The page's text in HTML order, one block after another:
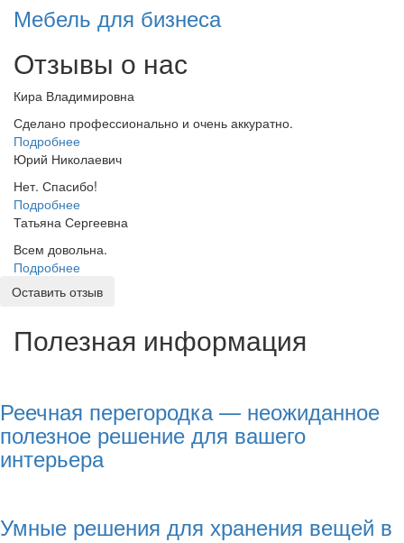
Мебель для бизнеса
Отзывы о нас
Кира Владимировна
Сделано профессионально и очень аккуратно.
Подробнее
Юрий Николаевич
Нет. Спасибо!
Подробнее
Татьяна Сергеевна
Всем довольна.
Подробнее
Оставить отзыв
Полезная информация
Реечная перегородка — неожиданное
полезное решение для вашего
интерьера
Умные решения для хранения вещей в